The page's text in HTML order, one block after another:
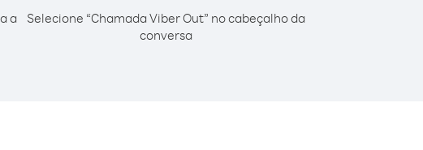
a
Selecione “Chamada Viber Out” no cabeçalho da
conversa